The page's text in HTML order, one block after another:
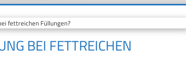
fettreichen Füllungen?
BEI FETTREICHEN